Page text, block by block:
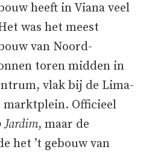
heeft in Viana veel
was het meest
van Noord-
toren midden in
vlak bij de Lima-
Officieel
, maar de
het ’t gebouw van